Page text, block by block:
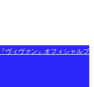
ヴィヴァン』オフィシャルブ